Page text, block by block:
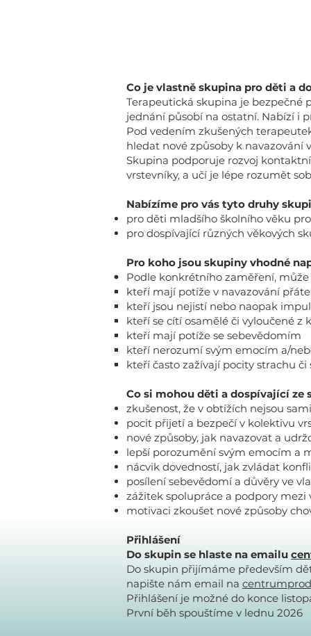
Co je vlastně skupina pro děti a
Terapeutická skupina je bezpečné
jednání působí na ostatní. Nabízí i
Pod vedením zkušených
hledat nové způsoby k navazování
Skupina podporuje rozvoj
vrstevníky, a učí je lépe rozumět
Nabízíme pro vás tyto druhy
pro děti mladšího školního věku
pro dospívající různých věkových
Pro koho jsou skupiny vhodné
Podle konkrétního zaměření,
kteří mají potíže v navazování
kteří jsou nejistí nebo naopak
kteří se cítí osamělé či vyloučené z
kteří mají potíže se sebevědomím
kteří nerozumí svým emocím a/
kteří často zažívají pocity strachu
Co si mohou děti a dospívající ze
zkušenost, že v obtížích nejsou
pocit přijetí a bezpečí v kolektivu
nové způsoby, jak navazovat a
lepší porozumění svým emocím a
nácvik dovedností, jak zvládat
posílení sebevědomí a důvěry ve
zážitek spolupráce a podpory mezi
motivaci zkoušet nové způsoby
Přihlášení
Do skupin se hlaste na emailu
Do skupin přijímáme především
napište nám email na
Přihlášení je možné do konce
První běh spouštíme v lednu 2026